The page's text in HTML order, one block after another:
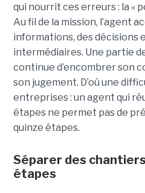
qui nourrit ces erreurs : la «
Au fil de la mission, l’agent
informations, des décisions
intermédiaires. Une partie
continue d’encombrer son
son jugement. D’où une
entreprises : un agent qui
étapes ne permet pas de
quinze étapes.
Séparer des
étapes